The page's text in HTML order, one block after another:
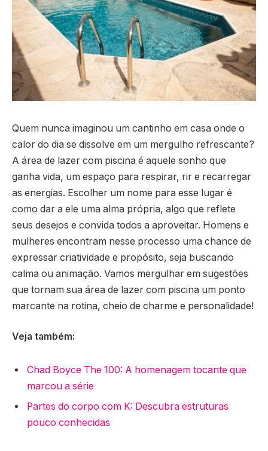
Quem nunca imaginou um cantinho em casa onde o
calor do dia se dissolve em um mergulho refrescante?
A área de lazer com piscina é aquele sonho que
ganha vida, um espaço para respirar, rir e recarregar
as energias. Escolher um nome para esse lugar é
como dar a ele uma alma própria, algo que reflete
seus desejos e convida todos a aproveitar. Homens e
mulheres encontram nesse processo uma chance de
expressar criatividade e propósito, seja buscando
calma ou animação. Vamos mergulhar em sugestões
que tornam sua área de lazer com piscina um ponto
marcante na rotina, cheio de charme e personalidade!
Veja também:
Chad Boyce The 100: A homenagem tocante que
marcou a série
Partes do corpo com K: Descubra estruturas
pouco conhecidas